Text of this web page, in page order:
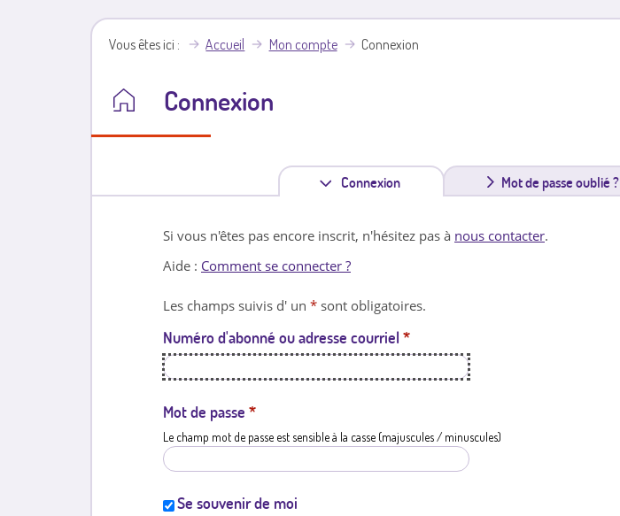
Vous êtes ici Accueil Mon compte Connexion
Connexion
Connexion
n
l
e
Mot de passe oublié ?
Si vous n'êtes pas encore inscrit, n'hésitez pas à nous contacter.
Aide : Comment se connecter ?
Les champs suivis d' un * sont obligatoires.
Numéro d'abonné ou adresse courriel *
Mot de passe *
Le champ mot de passe est sensible à la casse (majuscules / minuscules)
Se souvenir de moi